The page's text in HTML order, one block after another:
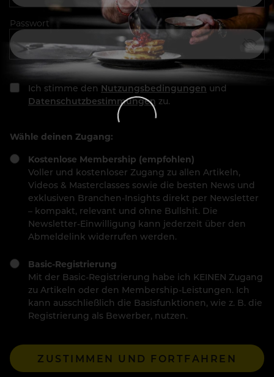
Passwort
Ich stimme den Nutzungsbedingungen und
Datenschutzbestimmungen zu.
Wähle deinen Zugang:
Kostenlose Membership (empfohlen)
Voller und kostenloser Zugang zu allen Artikeln,
Videos & Masterclasses sowie die besten News und
exklusiven Branchen-Insights direkt per Newsletter
– kompakt, relevant und ohne Bullshit. Die
Newsletter-Einwilligung kann jederzeit über den
Abmeldelink widerrufen werden.
Basic-Registrierung
Mit der Basic-Registrierung habe ich KEINEN Zugang
zu Artikeln oder den Membership-Leistungen. Ich
kann ausschließlich die Basisfunktionen, wie z. B. die
Registrierung als Bewerber, nutzen.
ZUSTIMMEN UND FORTFAHREN